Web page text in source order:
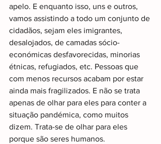
apelo. E enquanto isso, uns e outros,
vamos assistindo a todo um conjunto de
cidadãos, sejam eles imigrantes,
desalojados, de camadas sócio-
económicas desfavorecidas, minorias
étnicas, refugiados, etc. Pessoas que
com menos recursos acabam por estar
ainda mais fragilizados. E não se trata
apenas de olhar para eles para conter a
situação pandémica, como muitos
dizem. Trata-se de olhar para eles
porque são seres humanos.